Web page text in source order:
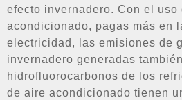
efecto invernadero. Con el uso
acondicionado, pagas más en
electricidad, las emisiones de
invernadero generadas
hidrofluorocarbonos de los
de aire acondicionado tienen